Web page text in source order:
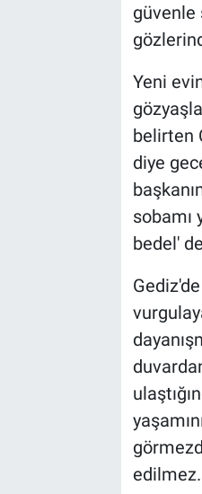
güvenle
Yeni
belirten
diye
sobamı
bedel'